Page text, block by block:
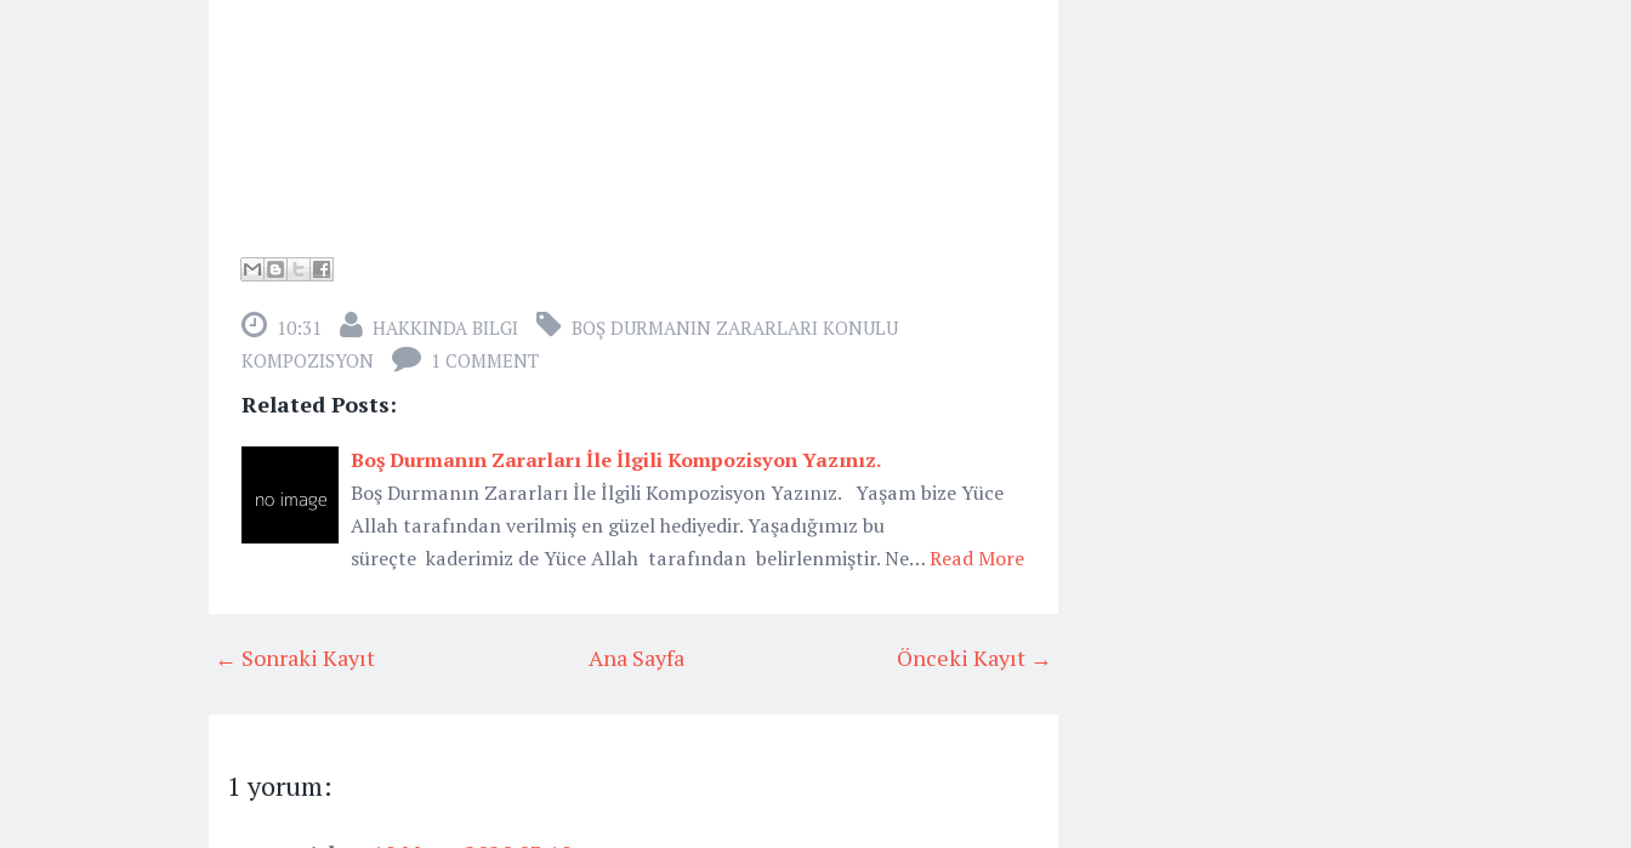
10:31 HAKKINDA BILGI
BOŞ DURMANIN ZARARLARI KONULU
KOMPOZISYON
1 COMMENT
Related Posts:
Boş Durmanın Zararları İle İlgili Kompozisyon Yazınız.
Boş Durmanın Zararları İle İlgili Kompozisyon Yazınız. Yaşam bize Yüce
Allah tarafından verilmiş en güzel hediyedir. Yaşadığımız bu
süreçte kaderimiz de Yüce Allah tarafından belirlenmiştir. Ne…Read More
← Sonraki Kayıt Önceki Kayıt →
Ana Sayfa
1 yorum: